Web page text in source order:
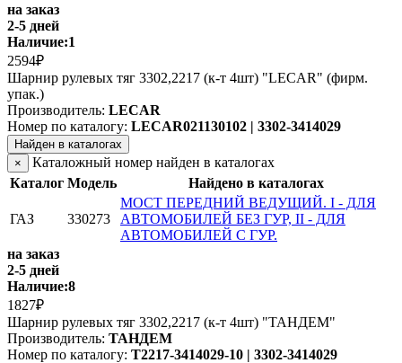
на заказ
2-5 дней
Наличие:1
2594₽
Шарнир рулевых тяг 3302,2217 (к-т 4шт) "LECAR" (фирм.
упак.)
Производитель: LECAR
Номер по каталогу: LECAR021130102 | 3302-3414029
Найден в каталогах
×
Каталожный номер найден в каталогах
Каталог Модель Найдено в каталогах
ГАЗ 330273
МОСТ ПЕРЕДНИЙ ВЕДУЩИЙ. I - ДЛЯ
АВТОМОБИЛЕЙ БЕЗ ГУР, II - ДЛЯ
АВТОМОБИЛЕЙ С ГУР.
на заказ
2-5 дней
Наличие:8
1827₽
Шарнир рулевых тяг 3302,2217 (к-т 4шт) "ТАНДЕМ"
Производитель: ТАНДЕМ
Номер по каталогу: T2217-3414029-10 | 3302-3414029